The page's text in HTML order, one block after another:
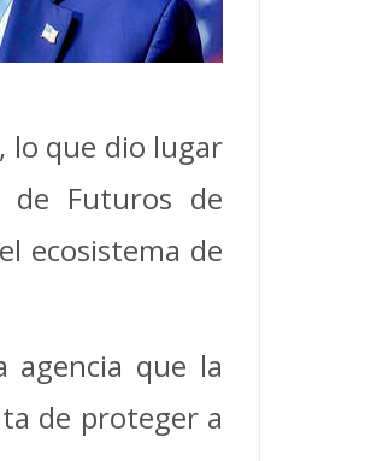
lo que dio lugar
de Futuros de
ecosistema de
agencia que la
de proteger a